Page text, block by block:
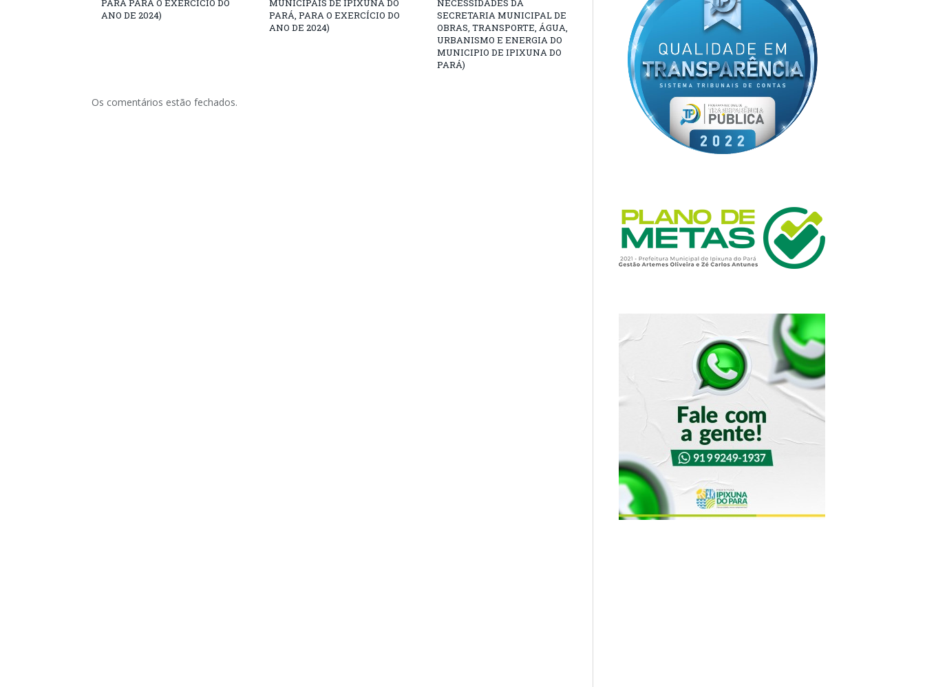
PARÁ PARA O EXERCICIO DO
ANO DE 2024)
MUNICIPAIS DE IPIXUNA DO
PARÁ, PARA O EXERCÍCIO DO
ANO DE 2024)
NECESSIDADES DA
SECRETARIA MUNICIPAL DE
OBRAS, TRANSPORTE, ÁGUA,
URBANISMO E ENERGIA DO
MUNICIPIO DE IPIXUNA DO
PARÁ)
Os comentários estão fechados.